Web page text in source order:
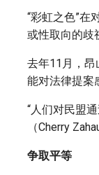
“彩虹之色”在
或性取向的歧
去年11月，
能对法律提案
“人们对民盟
（Cherry
争取平等